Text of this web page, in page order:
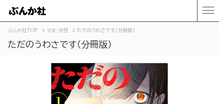
ぶんか社TOP 少女・女性 ただのうわさです（分冊版）
ただのうわさです（分冊版）